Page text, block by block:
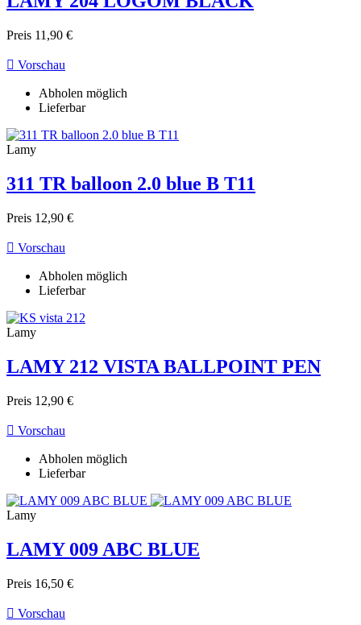
Preis 11,90 €
 Vorschau
Abholen möglich
Lieferbar
Lamy
311 TR balloon 2.0 blue B T11
Preis 12,90 €
 Vorschau
Abholen möglich
Lieferbar
Lamy
LAMY 212 VISTA BALLPOINT PEN
Preis 12,90 €
 Vorschau
Abholen möglich
Lieferbar
Lamy
LAMY 009 ABC BLUE
Preis 16,50 €
 Vorschau